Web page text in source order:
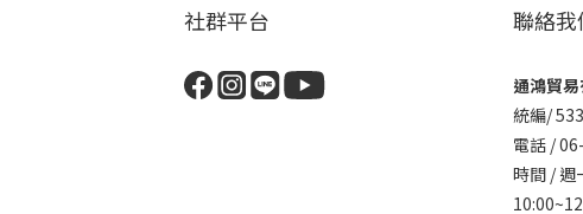
社群平台 聯絡我
通鴻貿
統編/
電話 /
時間 / 週